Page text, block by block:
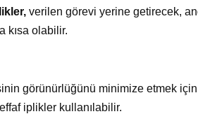
verilen görevi yerine getirecek,
kısa olabilir.
görünürlüğünü minimize etmek
iplikler kullanılabilir.